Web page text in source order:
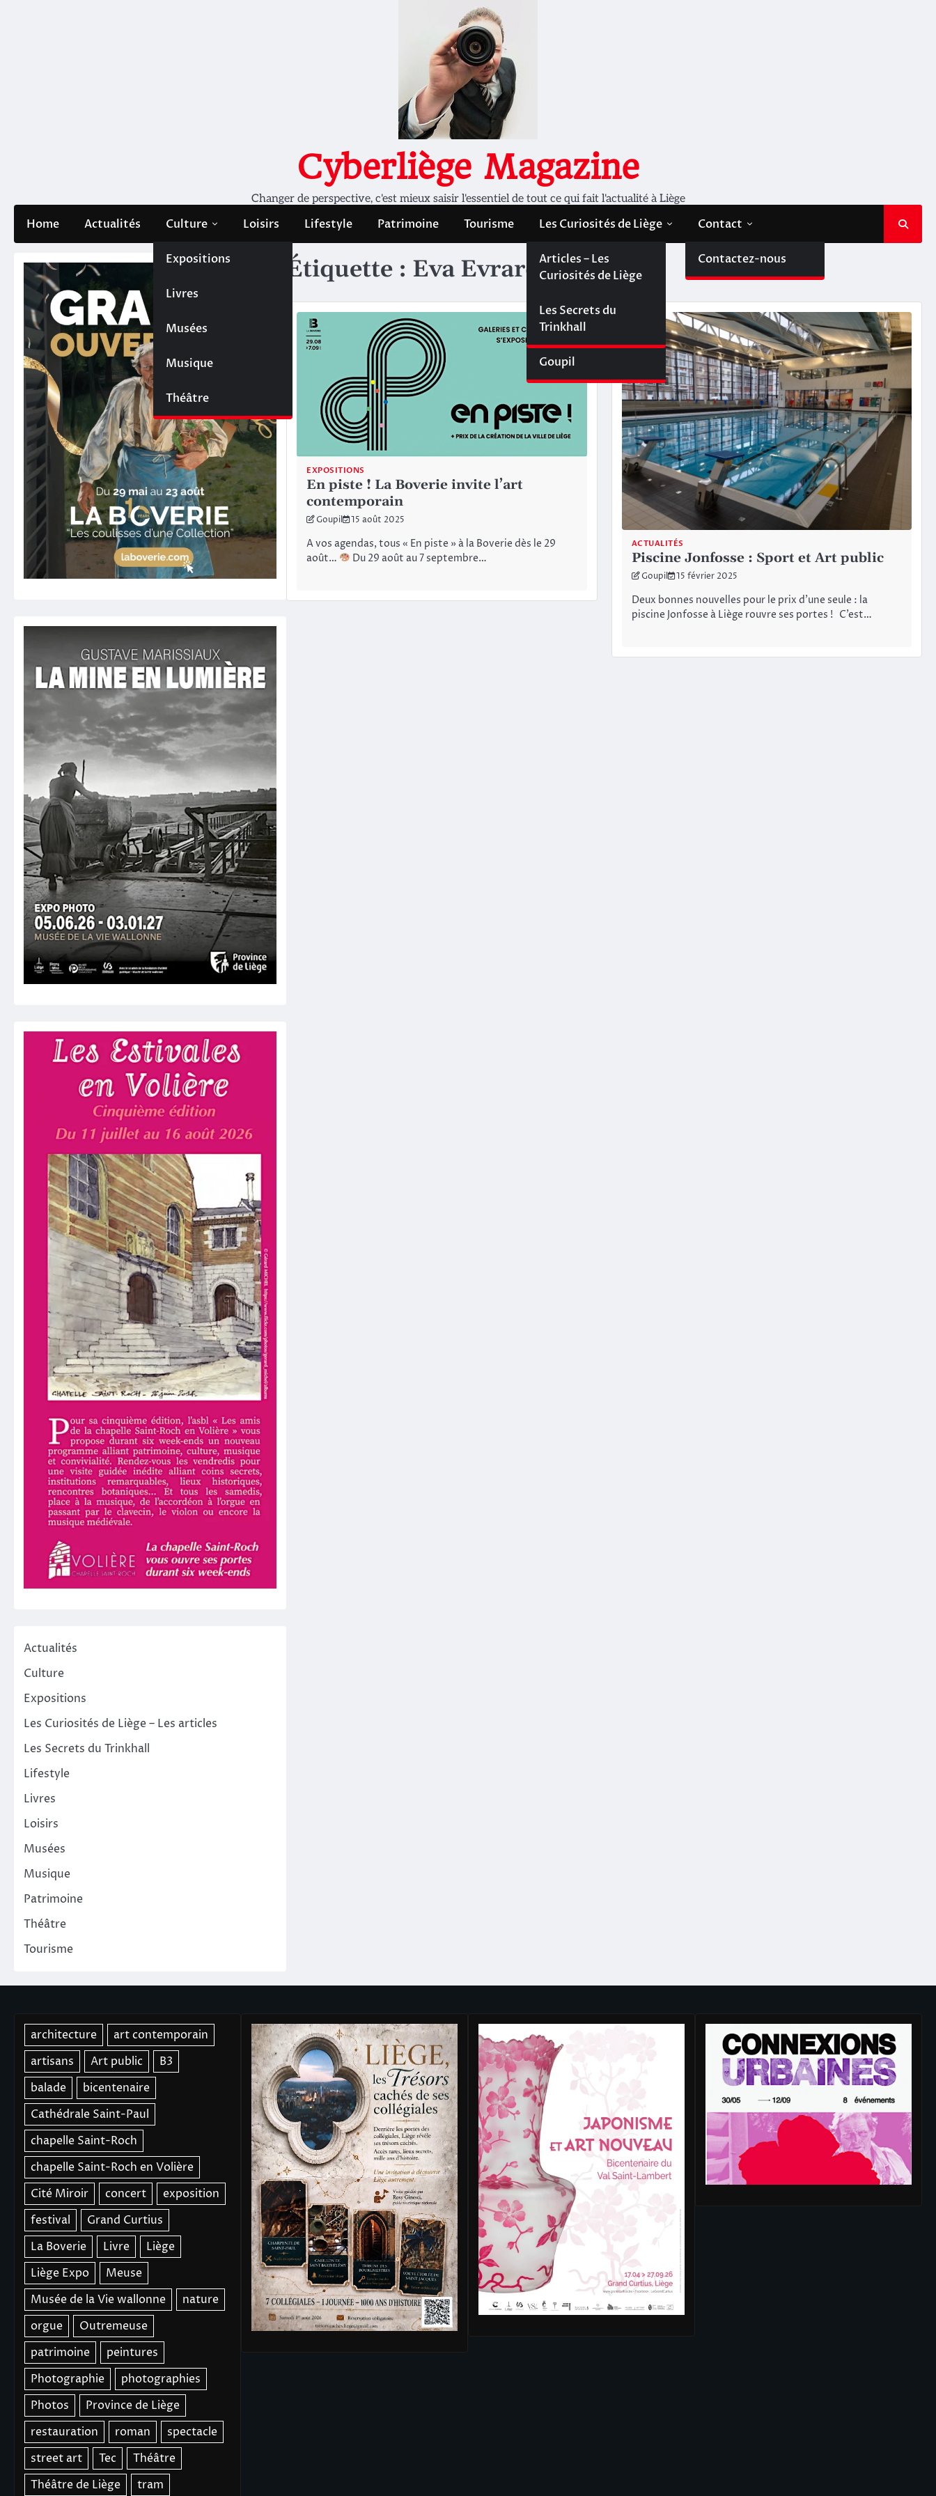
Cyberliège Magazine
Changer de perspective, c'est mieux saisir l'essentiel de tout ce qui fait l'actualité à Liège
Home Actualités Culture
Expositions
Livres
Musées
Musique
Théâtre
Loisirs Lifestyle Patrimoine Tourisme Les Curiosités de Liège
Les Curiosités de
Liège
Articles – Les
Curiosités de Liège
Les dossiers de
Cyberliège Magazine
Les Secrets du
Trinkhall
Goupil
Contact
Contactez-nous
Étiquette : Eva Evrard
EXPOSITIONS
En piste ! La Boverie invite l’art
contemporain
Goupil 15 août 2025
A vos agendas, tous « En piste » à la Boverie dès le 29
août…
Du 29 août au 7 septembre…
ACTUALITÉS
Piscine Jonfosse : Sport et Art public
Goupil 15 février 2025
Deux bonnes nouvelles pour le prix d’une seule : la
piscine Jonfosse à Liège rouvre ses portes ! C’est…
Actualités
Culture
Expositions
Les Curiosités de Liège – Les articles
Les Secrets du Trinkhall
Lifestyle
Livres
Loisirs
Musées
Musique
Patrimoine
Théâtre
Tourisme